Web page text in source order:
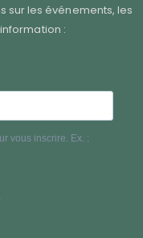
sur les événements, les
:
vous inscrire. Ex. :